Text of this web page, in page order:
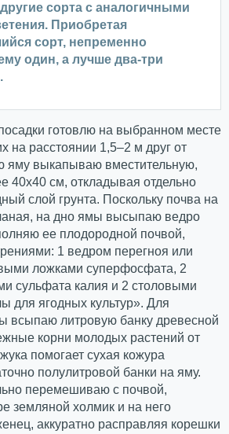
сорта с аналогичными
Приобретая
сорт, непременно
один, а лучше два-три
готовлю на выбранном месте
на расстоянии 1,5–2 м друг от
яму выкапываю вместительную,
40х40 см, откладывая отдельно
слой грунта. Поскольку почва на
на дно ямы высыпаю ведро
ее плодородной почвой,
1 ведром перегноя или
ложками суперфосфата, 2
сульфата калия и 2 столовыми
для ягодных культур». Для
всыпаю литровую банку древесной
корни молодых растений от
помогает сухая кожура
полулитровой банки на яму.
перемешиваю с почвой,
земляной холмик и на него
аккуратно расправляя корешки